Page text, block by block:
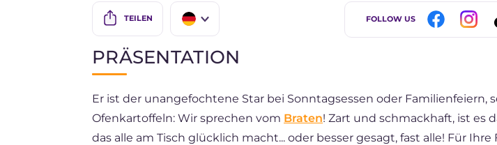
TEILEN
ES
BR
FOLLOW US
PRÄSENTATION
Er ist der unangefochtene Star bei Sonntagsessen oder Familienfeiern,
Ofenkartoffeln: Wir sprechen vom Braten! Zart und schmackhaft, ist es
das alle am Tisch glücklich macht... oder besser gesagt, fast alle! Für